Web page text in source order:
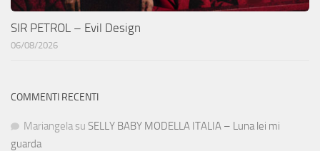
SIR PETROL – Evil Design
06/08/2026
COMMENTI RECENTI
Mariangela su SELLY BABY MODELLA ITALIA – Luna lei mi
guarda